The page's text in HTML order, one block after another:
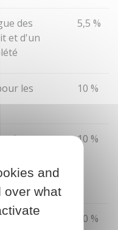
des
et d'un
5,5 %
les
10 %
de
et
10 %
10 %
and
over what